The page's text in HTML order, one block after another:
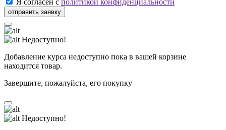
Недоступно!
Добавление курса недоступно пока в вашей корзине
находится товар.
Завершите, пожалуйста, его покупку
Недоступно!